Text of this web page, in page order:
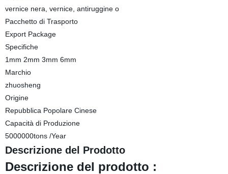
vernice nera, vernice, antiruggine o
Pacchetto di Trasporto
Export Package
Specifiche
1mm 2mm 3mm 6mm
Marchio
zhuosheng
Origine
Repubblica Popolare Cinese
Capacità di Produzione
5000000tons /Year
Descrizione del Prodotto
Descrizione del prodotto :